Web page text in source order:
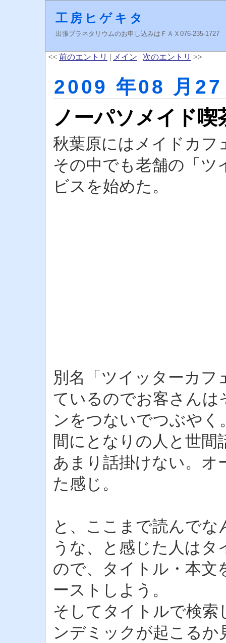
工房ヒゲキタ
出張プラネタリウムのお申し込みはＦＡＸ076-235-
<< 前のエントリ | メイン | 次のエントリ >>
2009 年08 月
ノーパソメイド喫
秋葉原にはメイドカフ
その中でも老舗の「ツ
ビスを始めた。
別名「ツイッターカフ
ているのでお客さん
ンをつないでつぶや
間にとなりの人と世
あまり話掛けない。
た感じ。
と、ここまで読んで
うな、と感じた人は
ので、タイトル・本文
ーストしよう。
そしてタイトルで検索
ンデミックが起こるか